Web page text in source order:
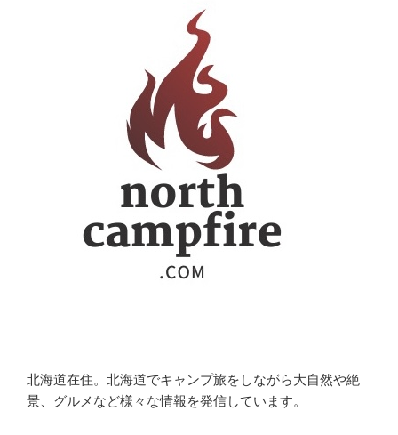
北海道在住。北海道でキャンプ旅をしながら大自然や絶
景、グルメなど様々な情報を発信しています。